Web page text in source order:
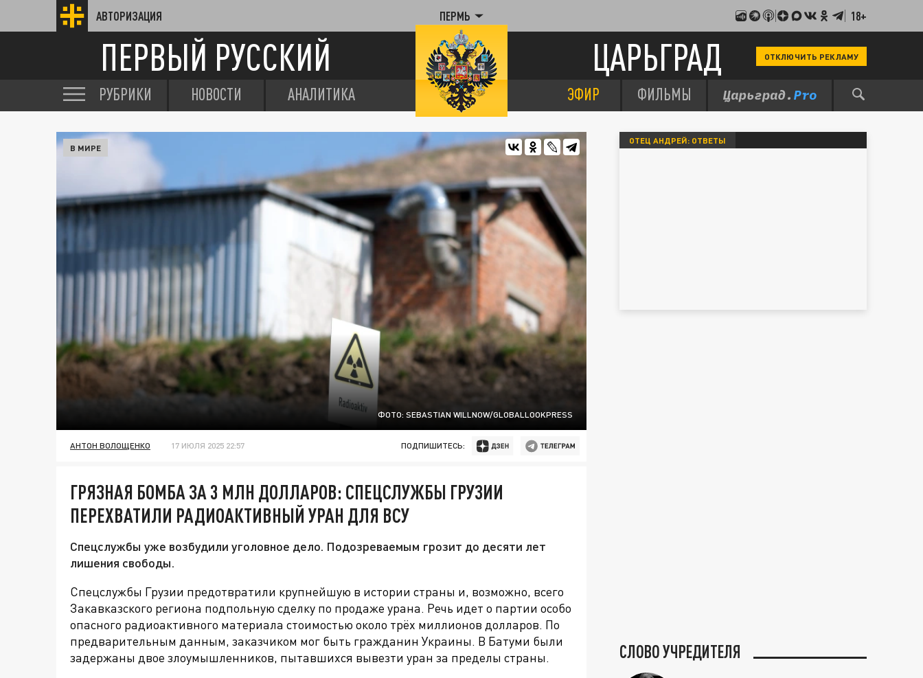
АВТОРИЗАЦИЯ ПЕРМЬ 18+
ПЕРВЫЙ РУССКИЙ ЦАРЬГРАД ОТКЛЮЧИТЬ РЕКЛАМУ
РУБРИКИ НОВОСТИ АНАЛИТИКА ЭФИР ФИЛЬМЫ
ФОТО: SEBASTIAN WILLNOW/GLOBALLOOKPRESS
В МИРЕ
АНТОН ВОЛОЩЕНКО 17 ИЮЛЯ 2025 22:57 ПОДПИШИТЕСЬ:
ГРЯЗНАЯ БОМБА ЗА 3 МЛН ДОЛЛАРОВ: СПЕЦСЛУЖБЫ ГРУЗИИ
ПЕРЕХВАТИЛИ РАДИОАКТИВНЫЙ УРАН ДЛЯ ВСУ
Спецслужбы уже возбудили уголовное дело. Подозреваемым грозит до десяти лет
лишения свободы.
Спецслужбы Грузии предотвратили крупнейшую в истории страны и, возможно, всего
Закавказского региона подпольную сделку по продаже урана. Речь идет о партии особо
опасного радиоактивного материала стоимостью около трёх миллионов долларов. По
предварительным данным, заказчиком мог быть гражданин Украины. В Батуми были
задержаны двое злоумышленников, пытавшихся вывезти уран за пределы страны.
ОТЕЦ АНДРЕЙ: ОТВЕТЫ
СЛОВО УЧРЕДИТЕЛЯ